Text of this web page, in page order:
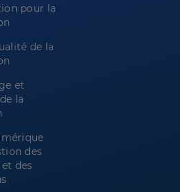
pour la
de la
et
la
des
des